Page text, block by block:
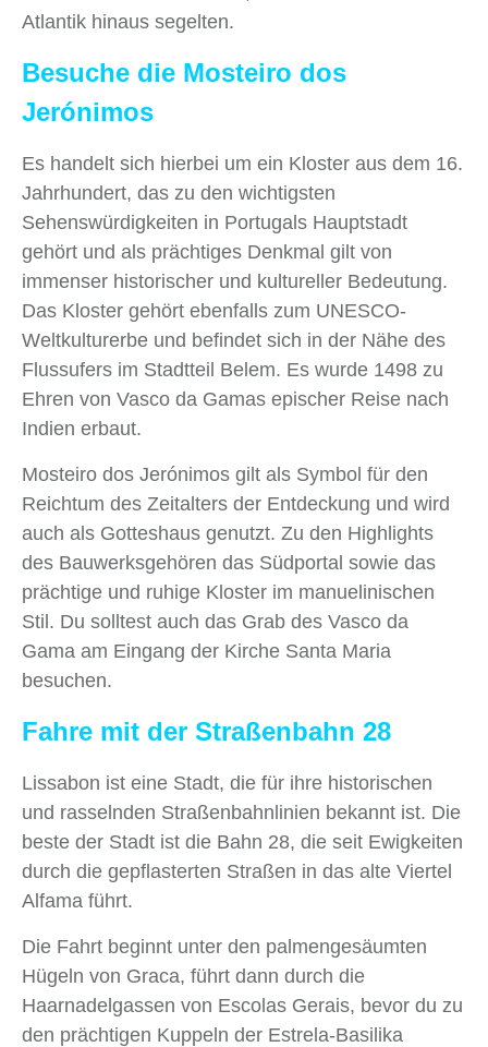
Atlantik hinaus segelten.
Besuche die Mosteiro dos
Jerónimos
Es handelt sich hierbei um ein Kloster aus dem 16.
Jahrhundert, das zu den wichtigsten
Sehenswürdigkeiten in Portugals Hauptstadt
gehört und als prächtiges Denkmal gilt von
immenser historischer und kultureller Bedeutung.
Das Kloster gehört ebenfalls zum UNESCO-
Weltkulturerbe und befindet sich in der Nähe des
Flussufers im Stadtteil Belem. Es wurde 1498 zu
Ehren von Vasco da Gamas epischer Reise nach
Indien erbaut.
Mosteiro dos Jerónimos gilt als Symbol für den
Reichtum des Zeitalters der Entdeckung und wird
auch als Gotteshaus genutzt. Zu den Highlights
des Bauwerksgehören das Südportal sowie das
prächtige und ruhige Kloster im manuelinischen
Stil. Du solltest auch das Grab des Vasco da
Gama am Eingang der Kirche Santa Maria
besuchen.
Fahre mit der Straßenbahn 28
Lissabon ist eine Stadt, die für ihre historischen
und rasselnden Straßenbahnlinien bekannt ist. Die
beste der Stadt ist die Bahn 28, die seit Ewigkeiten
durch die gepflasterten Straßen in das alte Viertel
Alfama führt.
Die Fahrt beginnt unter den palmengesäumten
Hügeln von Graca, führt dann durch die
Haarnadelgassen von Escolas Gerais, bevor du zu
den prächtigen Kuppeln der Estrela-Basilika